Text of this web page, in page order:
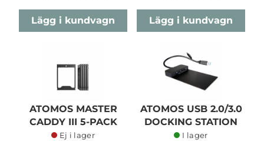
Lägg i kundvagn Lägg i kundvagn
ATOMOS MASTER
CADDY III 5-PACK
Ej i lager
ATOMOS USB 2.0/3.0
DOCKING STATION
I lager